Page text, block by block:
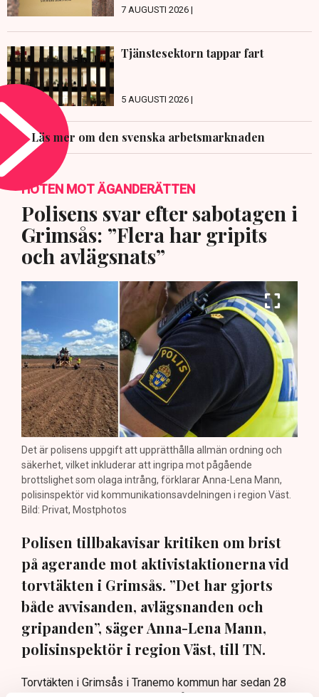
7 AUGUSTI 2026 |
Tjänstesektorn tappar fart
5 AUGUSTI 2026 |
Läs mer om den svenska arbetsmarknaden
HOTEN MOT ÄGANDERÄTTEN
Polisens svar efter sabotagen i
Grimsås: ”Flera har gripits
och avlägsnats”
Det är polisens uppgift att upprätthålla allmän ordning och
säkerhet, vilket inkluderar att ingripa mot pågående
brottslighet som olaga intrång, förklarar Anna-Lena Mann,
polisinspektör vid kommunikationsavdelningen i region Väst.
Bild: Privat, Mostphotos
Polisen tillbakavisar kritiken om brist
på agerande mot aktivistaktionerna vid
torvtäkten i Grimsås. ”Det har gjorts
både avvisanden, avlägsnanden och
gripanden”, säger Anna-Lena Mann,
polisinspektör i region Väst, till TN.
Torvtäkten i Grimsås i Tranemo kommun har sedan 28